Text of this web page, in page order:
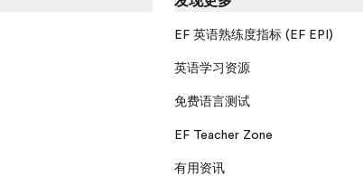
EF 英语熟练度指标 (EF EPI)
英语学习资源
免费语言测试
EF Teacher Zone
有用资讯